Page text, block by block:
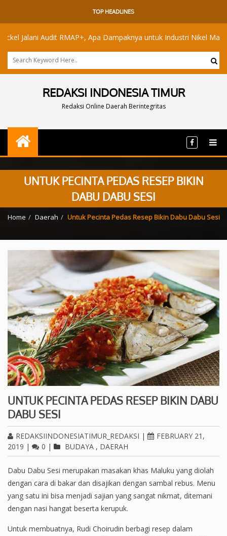
TOP HEADLINES
Audit RMAP+, Apa Dampaknya untuk Industri Nikel Maluku
REDAKSI INDONESIA TIMUR
Redaksi Online Daerah Berintegritas
UNTUK PECINTA PEDAS RESEP BIKIN
DABU DABU SESI
Home Daerah Untuk Pecinta Pedas Resep Bikin Dabu Dabu Sesi
UNTUK PECINTA PEDAS RESEP BIKIN DABU
DABU SESI
REDAKSIINDONESIATIMUR_REDAKSI |
FEBRUARY 21,
2019 | 0 | BUDAYA , DAERAH
Dabu Dabu Sesi merupakan masakan khas Maluku yang diolah
dengan cara di bakar dan disajikan dengan sambal rebus. Menu
yang satu ini bisa menjadi sajian yang sangat nikmat, ditemani
dengan nasi hangat beserta kerupuk.
Untuk membuatnya, Rudi Choirudin berbagi resep dalam